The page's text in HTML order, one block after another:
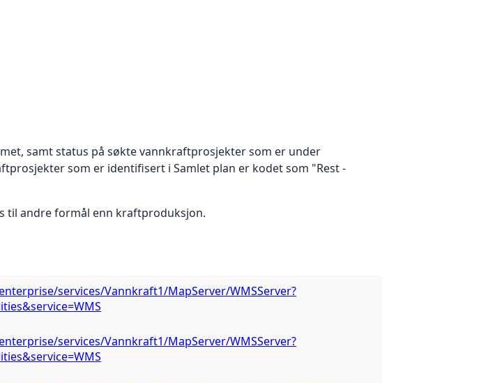
samt status på søkte vannkraftprosjekter som er under
som er identifisert i Samlet plan er kodet som "Rest -
til andre formål enn kraftproduksjon.
services/Vannkraft1/MapServer/WMSServer?
services/Vannkraft1/MapServer/WMSServer?